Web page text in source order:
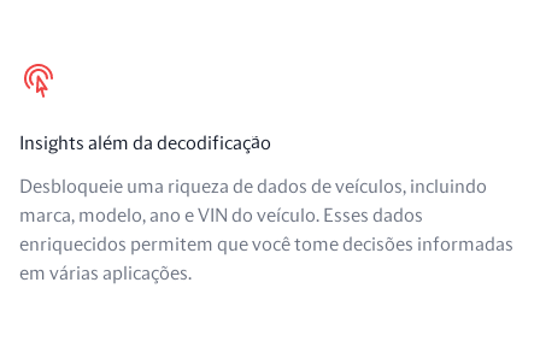
Insights além da decodificação
Desbloqueie uma riqueza de dados de veículos, incluindo
marca, modelo, ano e VIN do veículo. Esses dados
enriquecidos permitem que você tome decisões informadas
em várias aplicações.